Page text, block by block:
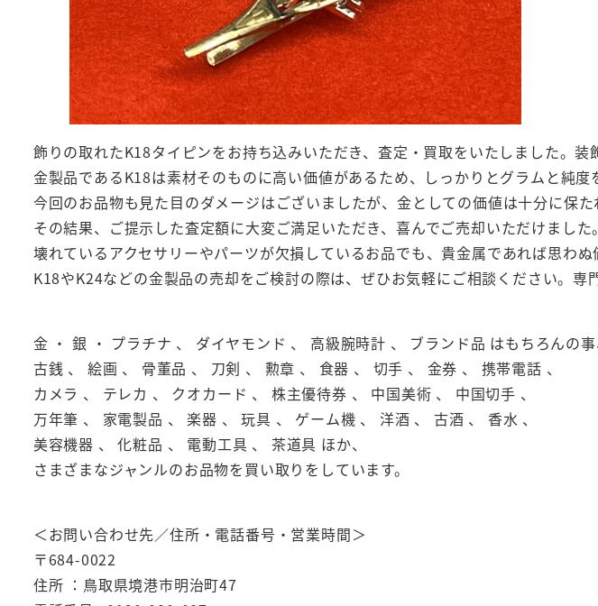
飾りの取れたK18タイピンをお持ち込みいただき、査定・買取をいたしました。装
金製品であるK18は素材そのものに高い価値があるため、しっかりとグラムと純度
今回のお品物も見た目のダメージはございましたが、金としての価値は十分に保
その結果、ご提示した査定額に大変ご満足いただき、喜んでご売却いただけました。
壊れているアクセサリーやパーツが欠損しているお品でも、貴金属であれば思わぬ
K18やK24などの金製品の売却をご検討の際は、ぜひお気軽にご相談ください。専
金 ・ 銀 ・ プラチナ 、 ダイヤモンド 、 高級腕時計 、 ブランド品 はもちろんの事
古銭 、 絵画 、 骨董品 、 刀剣 、 勲章 、 食器 、 切手 、 金券 、 携帯電話 、
カメラ 、 テレカ 、 クオカード 、 株主優待券 、 中国美術 、 中国切手 、
万年筆 、 家電製品 、 楽器 、 玩具 、 ゲーム機 、 洋酒 、 古酒 、 香水 、
美容機器 、 化粧品 、 電動工具 、 茶道具 ほか、
さまざまなジャンルのお品物を買い取りをしています。
＜お問い合わせ先／住所・電話番号・営業時間＞
〒684-0022
住所 ：鳥取県境港市明治町47